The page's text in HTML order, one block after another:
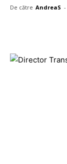
De către AndreaS -